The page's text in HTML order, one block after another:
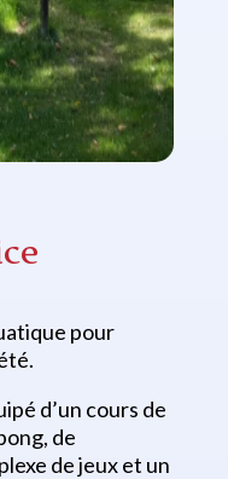
pour
d’un cours de
de
de jeux et un